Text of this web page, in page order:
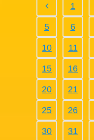
1
5 6
10 11
15 16
20 21
25 26
30 31